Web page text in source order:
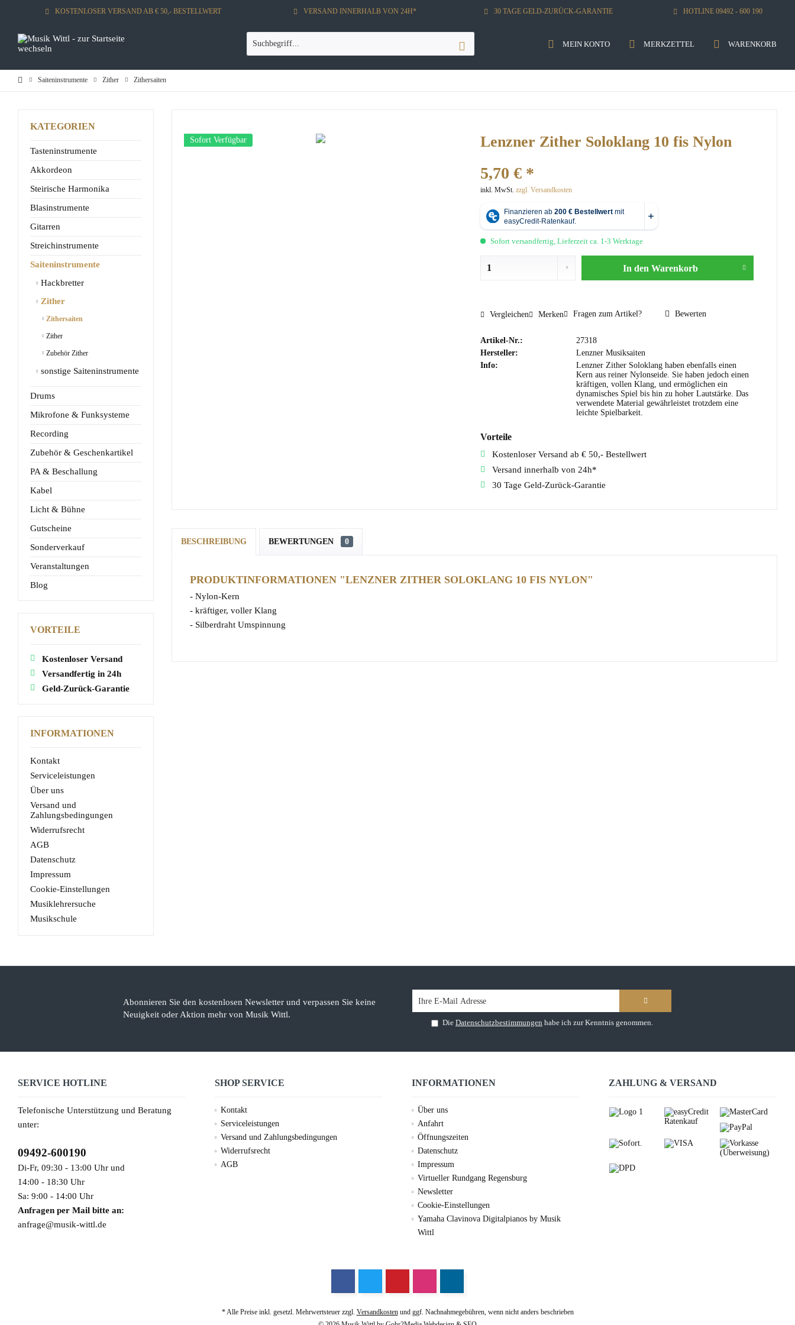
KOSTENLOSER VERSAND AB € 50,- BESTELLWERT VERSAND INNERHALB VON 24H* 30 TAGE GELD-ZURÜCK-GARANTIE HOTLINE 09492 - 600 190
WARENKORB
MERKZETTEL
MEIN KONTO
Saiteninstrumente Zither Zithersaiten
KATEGORIEN
Tasteninstrumente
Akkordeon
Steirische Harmonika
Blasinstrumente
Gitarren
Streichinstrumente
Saiteninstrumente
Hackbretter
Zither
Zithersaiten
Zither
Zubehör Zither
sonstige Saiteninstrumente
Drums
Mikrofone & Funksysteme
Recording
Zubehör & Geschenkartikel
PA & Beschallung
Kabel
Licht & Bühne
Gutscheine
Sonderverkauf
Veranstaltungen
Blog
VORTEILE
Kostenloser Versand
Versandfertig in 24h
Geld-Zurück-Garantie
INFORMATIONEN
Kontakt
Serviceleistungen
Über uns
Versand und
Zahlungsbedingungen
Widerrufsrecht
AGB
Datenschutz
Impressum
Cookie-Einstellungen
Musiklehrersuche
Musikschule
Sofort Verfügbar Lenzner Zither Soloklang 10 fis Nylon
5,70 € *
inkl. MwSt. zzgl. Versandkosten
Sofort versandfertig, Lieferzeit ca. 1-3 Werktage
In den Warenkorb
Vergleichen Merken Fragen zum Artikel? Bewerten
Artikel-Nr.:
27318
Hersteller:
Lenzner Musiksaiten
Info:
Lenzner Zither Soloklang haben ebenfalls einen
Kern aus reiner Nylonseide. Sie haben jedoch einen
kräftigen, vollen Klang, und ermöglichen ein
dynamisches Spiel bis hin zu hoher Lautstärke. Das
verwendete Material gewährleistet trotzdem eine
leichte Spielbarkeit.
Vorteile
Kostenloser Versand ab € 50,- Bestellwert
Versand innerhalb von 24h*
30 Tage Geld-Zurück-Garantie
BESCHREIBUNG BEWERTUNGEN 0
PRODUKTINFORMATIONEN "LENZNER ZITHER SOLOKLANG 10 FIS NYLON"
- Nylon-Kern
- kräftiger, voller Klang
- Silberdraht Umspinnung
Abonnieren Sie den kostenlosen Newsletter und verpassen Sie keine
Neuigkeit oder Aktion mehr von Musik Wittl.
Die Datenschutzbestimmungen habe ich zur Kenntnis genommen.
SERVICE HOTLINE
Telefonische Unterstützung und Beratung
unter:
09492-600190
Di-Fr, 09:30 - 13:00 Uhr und
14:00 - 18:30 Uhr
Sa: 9:00 - 14:00 Uhr
Anfragen per Mail bitte an:
anfrage@musik-wittl.de
SHOP SERVICE
Kontakt
Serviceleistungen
Versand und Zahlungsbedingungen
Widerrufsrecht
AGB
INFORMATIONEN
Über uns
Anfahrt
Öffnungszeiten
Datenschutz
Impressum
Virtueller Rundgang Regensburg
Newsletter
Cookie-Einstellungen
Yamaha Clavinova Digitalpianos by Musik
Wittl
ZAHLUNG & VERSAND
* Alle Preise inkl. gesetzl. Mehrwertsteuer zzgl. Versandkostenund ggf. Nachnahmegebühren, wenn nicht anders beschrieben